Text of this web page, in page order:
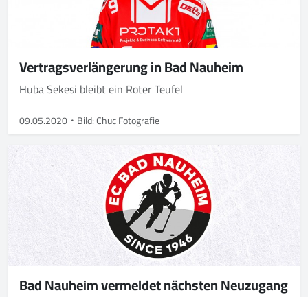
Vertragsverlängerung in Bad Nauheim
Huba Sekesi bleibt ein Roter Teufel
09.05.2020 Bild: Chuc Fotografie
Bad Nauheim vermeldet nächsten Neuzugang